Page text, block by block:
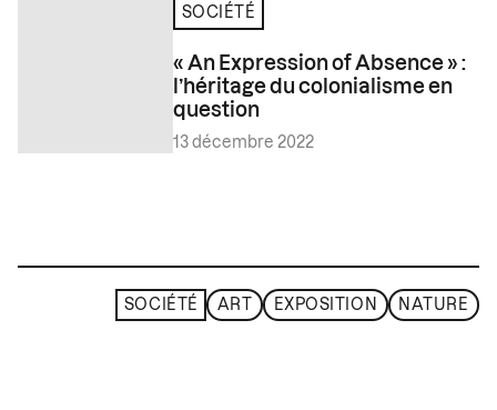
SOCIÉTÉ
« An Expression of Absence » :
l’héritage du colonialisme en
question
13 décembre 2022
SOCIÉTÉ ART EXPOSITION NATURE